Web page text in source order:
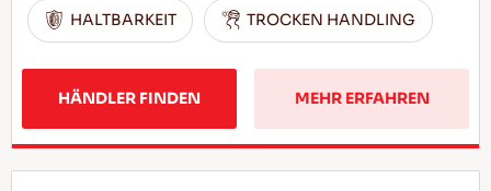
HALTBARKEIT TROCKEN HANDLING
HÄNDLER FINDEN MEHR ERFAHREN